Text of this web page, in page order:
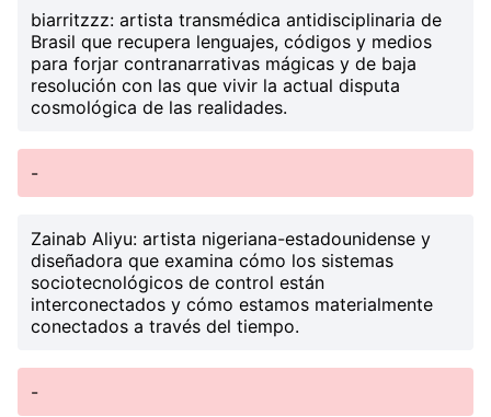
biarritzzz: artista transmédica antidisciplinaria de
Brasil que recupera lenguajes, códigos y medios
para forjar contranarrativas mágicas y de baja
resolución con las que vivir la actual disputa
cosmológica de las realidades.
-
Zainab Aliyu: artista nigeriana-estadounidense y
diseñadora que examina cómo los sistemas
sociotecnológicos de control están
interconectados y cómo estamos materialmente
conectados a través del tiempo.
-